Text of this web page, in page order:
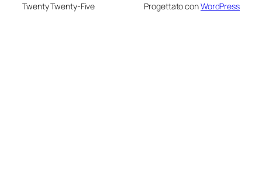
Twenty Twenty-Five Progettato conWordPress